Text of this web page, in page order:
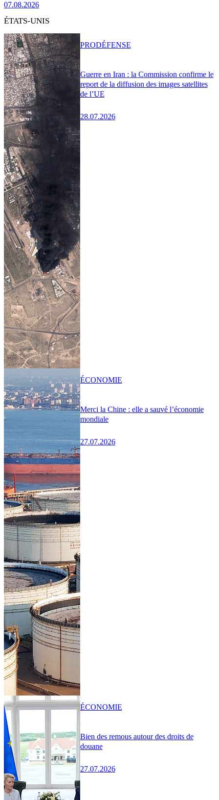
07.08.2026
ÉTATS-UNIS
Guerre en Iran : la Commission confirme le
report de la diffusion des images satellites
de l’UE
28.07.2026
PRODÉFENSE
Merci la Chine : elle a sauvé l’économie
mondiale
27.07.2026
ÉCONOMIE
Bien des remous autour des droits de
douane
27.07.2026
ÉCONOMIE